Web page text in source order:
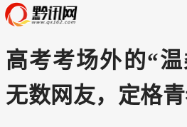
高考考场外的“
无数网友，定格